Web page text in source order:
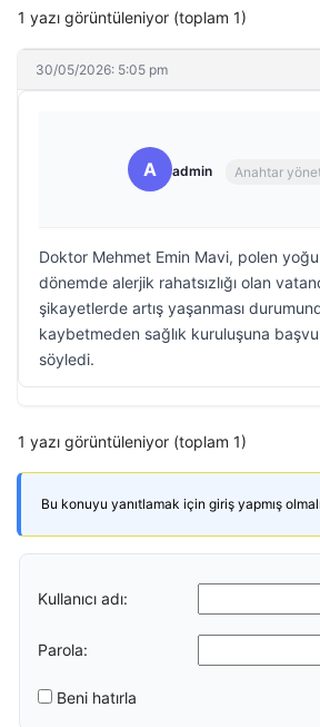
1 yazı görüntüleniyor (toplam 1)
30/05/2026: 5:05 pm
A admin Anahtar
Doktor Mehmet Emin Mavi, polen
dönemde alerjik rahatsızlığı olan
şikayetlerde artış yaşanması
kaybetmeden sağlık kuruluşuna
söyledi.
1 yazı görüntüleniyor (toplam 1)
Bu konuyu yanıtlamak için giriş yapmış
Kullanıcı adı:
Parola:
Beni hatırla